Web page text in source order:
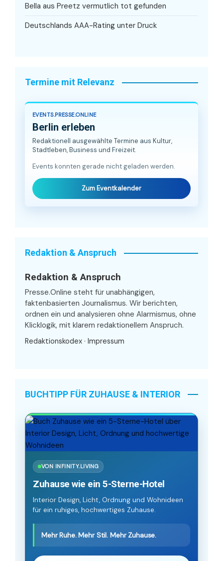
Bella aus Preetz vermutlich tot gefunden
Deutschlands AAA-Rating unter Druck
Termine mit Relevanz
EVENTS.PRESSE.ONLINE
Berlin erleben
Redaktionell ausgewählte Termine aus Kultur,
Stadtleben, Business und Freizeit.
Events konnten gerade nicht geladen werden.
Zum Eventkalender
Redaktion & Anspruch
Redaktion & Anspruch
Presse.Online steht für unabhängigen,
faktenbasierten Journalismus. Wir berichten,
ordnen ein und analysieren ohne Alarmismus, ohne
Klicklogik, mit klarem redaktionellem Anspruch.
Redaktionskodex · Impressum
BUCHTIPP FÜR ZUHAUSE & INTERIOR
VON INFINITY.LIVING
Zuhause wie ein 5-Sterne-Hotel
Interior Design, Licht, Ordnung und Wohnideen
für ein ruhiges, hochwertiges Zuhause.
Mehr Ruhe. Mehr Stil. Mehr Zuhause.